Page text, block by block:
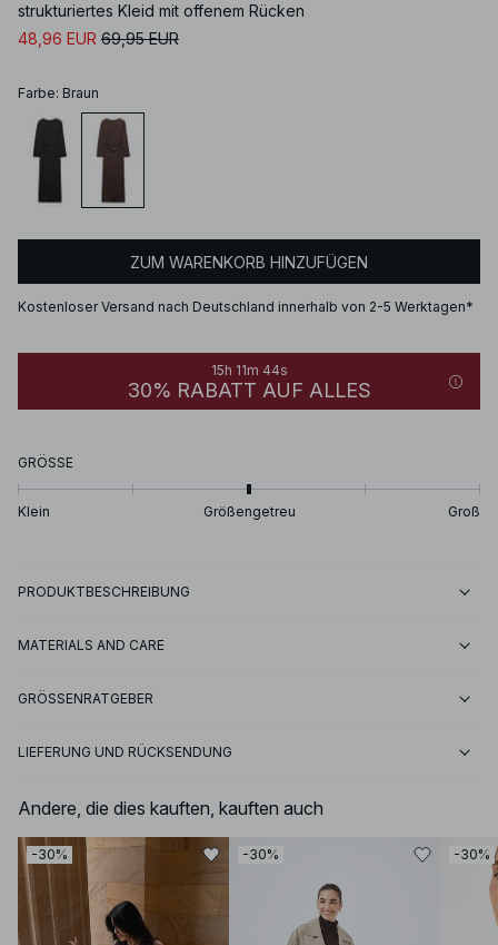
strukturiertes Kleid mit offenem Rücken
48,96 EUR 69,95 EUR
Farbe: Braun
ZUM WARENKORB HINZUFÜGEN
Kostenloser Versand nach Deutschland innerhalb von 2-5 Werktagen*
15h 11m 44s
30% RABATT AUF ALLES
GRÖSSE
Klein Größengetreu Groß
PRODUKTBESCHREIBUNG
MATERIALS AND CARE
GRÖSSENRATGEBER
LIEFERUNG UND RÜCKSENDUNG
Andere, die dies kauften, kauften auch
-30% -30% -30%